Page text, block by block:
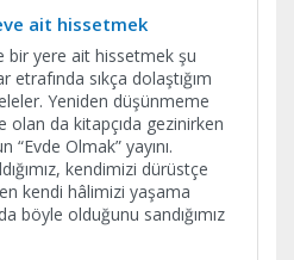
ait hissetmek
bir yere ait hissetmek şu
etrafında sıkça dolaştığım
Yeniden düşünmeme
olan da kitapçıda gezinirken
“Evde Olmak” yayını.
kendimizi dürüstçe
kendi hâlimizi yaşama
böyle olduğunu sandığımız